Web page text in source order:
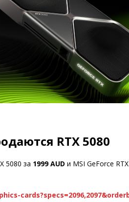
RTX 5080
5080 за 1999 AUD и MSI GeForce